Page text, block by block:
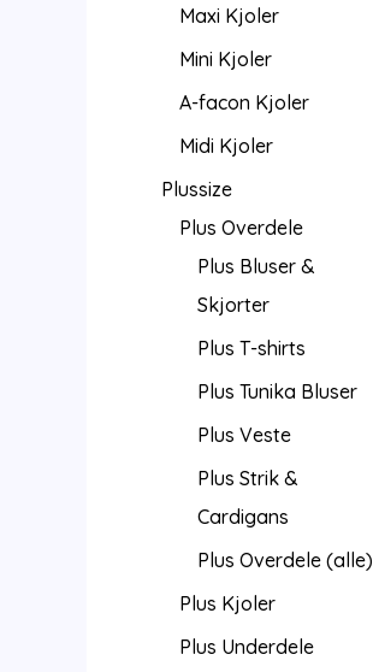
Maxi Kjoler
Mini Kjoler
A-facon Kjoler
Midi Kjoler
Plussize
Plus Overdele
Plus Bluser &
Skjorter
Plus T-shirts
Plus Tunika Bluser
Plus Veste
Plus Strik &
Cardigans
Plus Overdele (alle)
Plus Kjoler
Plus Underdele